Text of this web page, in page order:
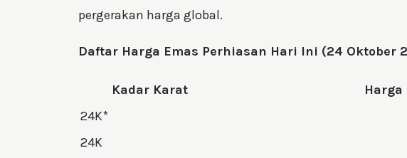
pergerakan harga global.
Daftar Harga Emas Perhiasan Hari Ini (24 Oktober
Kadar Karat
Harga
24K*
24K